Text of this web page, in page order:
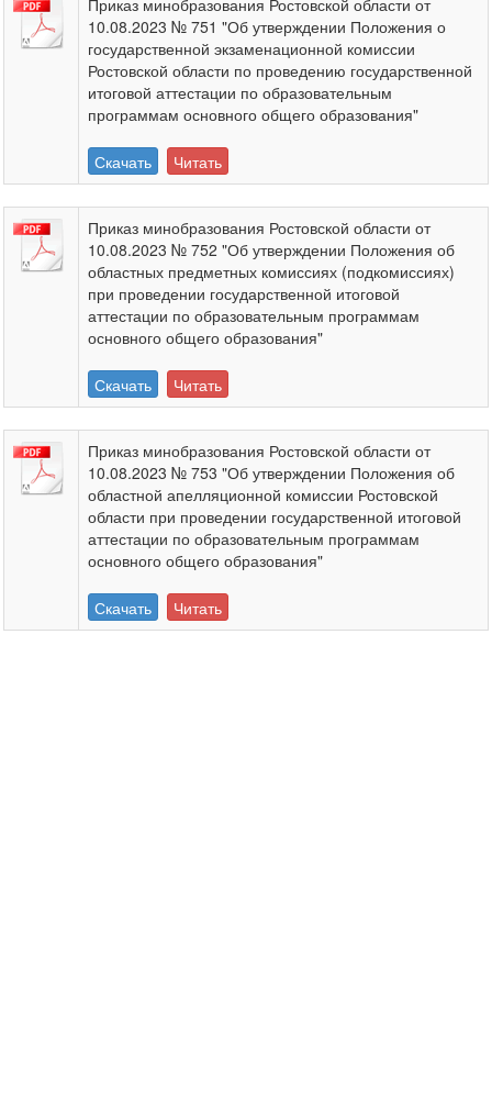
Приказ минобразования Ростовской области от
10.08.2023 № 751 "Об утверждении Положения о
государственной экзаменационной комиссии
Ростовской области по проведению государственной
итоговой аттестации по образовательным
программам основного общего образования"
Скачать Читать
Приказ минобразования Ростовской области от
10.08.2023 № 752 "Об утверждении Положения об
областных предметных комиссиях (подкомиссиях)
при проведении государственной итоговой
аттестации по образовательным программам
основного общего образования"
Скачать Читать
Приказ минобразования Ростовской области от
10.08.2023 № 753 "Об утверждении Положения об
областной апелляционной комиссии Ростовской
области при проведении государственной итоговой
аттестации по образовательным программам
основного общего образования"
Скачать Читать